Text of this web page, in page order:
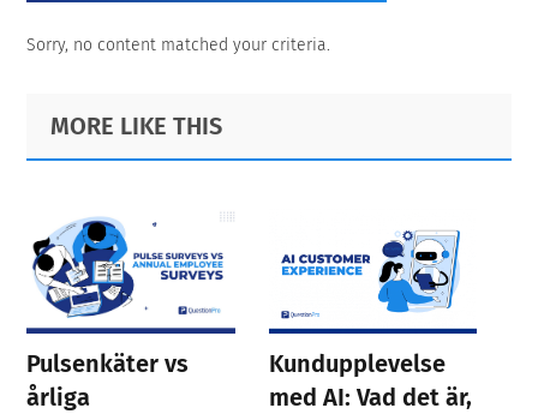
Sorry, no content matched your criteria.
Primary
Sidebar
Footer
MORE LIKE THIS
Pulsenkäter vs
årliga
Kundupplevelse
med AI: Vad det är,